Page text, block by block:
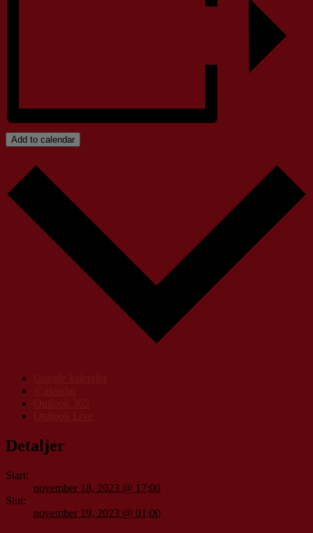
Add to calendar
Detaljer
Start:
november 18, 2023 @ 17:00
Slut:
november 19, 2023 @ 01:00